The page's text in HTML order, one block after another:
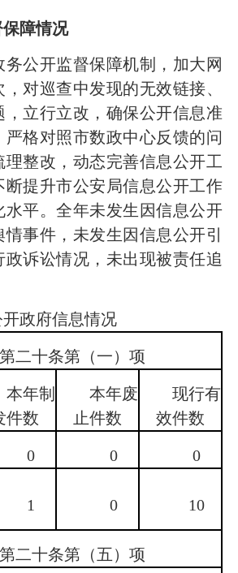
保障情况
公开监督保障机制，加大网
对巡查中发现的无效链接、
，立行立改，确保公开信息准
格对照市数政中心反馈的问
理整改，动态完善信息公开工
断提升市公安局信息公开工作
水平。全年未发生因信息公开
事件，未发生因信息公开引
政诉讼情况，未出现被责任追
政府信息情况
十条第（一）项
年制
件数
本年废
止件数
现行有
效件数
0 0 0
1 0 10
十条第（五）项